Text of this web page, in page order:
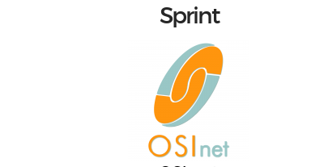
Sprint